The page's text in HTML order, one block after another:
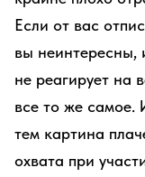
Если от вас
вы неинтересны,
не реагирует на
все то же самое.
тем картина
охвата при